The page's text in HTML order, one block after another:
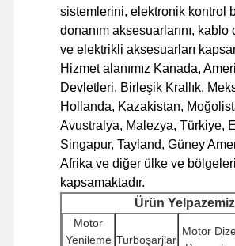
Davalar
Perkins Motoru
Yanmar Motoru
kubota motor
Isuzu Motoru
Cummins Motoru
sistemlerini, elektronik kontrol
donanım aksesuarlarını, kablo
ve elektrikli aksesuarları
Hizmet alanımız Kanada,
Devletleri, Birleşik Krallık,
Hollanda, Kazakistan,
Avustralya, Malezya, Türkiye,
Singapur, Tayland, Güney
Afrika ve diğer ülke ve bölgeleri
kapsamaktadır.
Ürün Yelpazemiz
Motor
Yenileme Turboşarjlar
Motor